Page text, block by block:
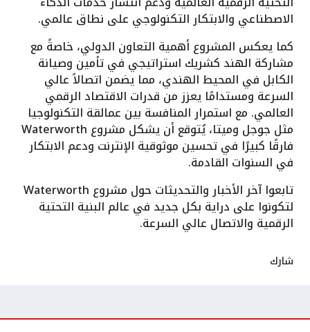
الاصطناعي والابتكار التكنولوجي على نطاق عالمي.
كما يعكس المشروع أهمية التعاون الدولي، خاصةً مع
مشاركة الهند كشريك استراتيجي في تأمين وصيانة
الكابل في المحيط الهندي، مما يضمن اتصالاً عالي
السرعة ومستدامًا يعزز من قدرات الاقتصاد الرقمي
العالمي. مع استمرار المنافسة بين عمالقة التكنولوجيا
مثل جوجل وميتا، يُتوقع أن يشكل مشروع Waterworth
فارقًا كبيرًا في تحسين موثوقية الإنترنت ودعم الابتكار
في السنوات القادمة.
تابعوا آخر الأخبار والتحديثات حول مشروع Waterworth
لتكونوا على دراية بكل جديد في عالم البنية التحتية
الرقمية والاتصال عالي السرعة.
شارك